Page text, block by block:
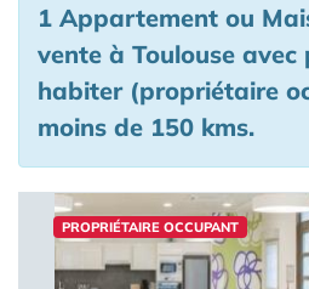
1 Appartement ou
vente à Toulouse avec
habiter (propriétaire
moins de 150 kms.
PROPRIÉTAIRE OCCUPANT